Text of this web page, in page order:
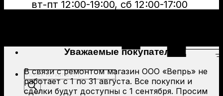
вт-пт 12:00-19:00, сб 12:00-17:00
Поиск
товаров
Уважаемые покупатели!
В связи с ремонтом магазин ООО «Вепрь» не
работает с 1 по 31 августа. Все покупки и
сделки будут доступны с 1 сентября. Просим